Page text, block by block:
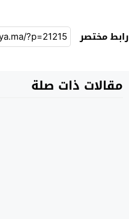
رابط مختصر
مقالات ذات صلة